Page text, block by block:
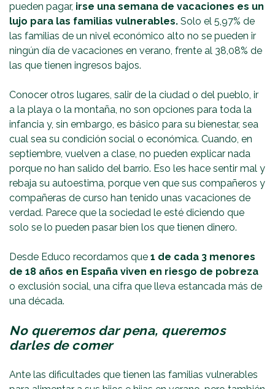
pueden pagar, irse una semana de vacaciones es un
lujo para las familias vulnerables. Solo el 5,97% de
las familias de un nivel económico alto no se pueden ir
ningún día de vacaciones en verano, frente al 38,08% de
las que tienen ingresos bajos.
Conocer otros lugares, salir de la ciudad o del pueblo, ir
a la playa o la montaña, no son opciones para toda la
infancia y, sin embargo, es básico para su bienestar, sea
cual sea su condición social o económica. Cuando, en
septiembre, vuelven a clase, no pueden explicar nada
porque no han salido del barrio. Eso les hace sentir mal y
rebaja su autoestima, porque ven que sus compañeros y
compañeras de curso han tenido unas vacaciones de
verdad. Parece que la sociedad le esté diciendo que
solo se lo pueden pasar bien los que tienen dinero.
Desde Educo recordamos que 1 de cada 3 menores
de 18 años en España viven en riesgo de pobreza
o exclusión social, una cifra que lleva estancada más de
una década.
No queremos dar pena, queremos
darles de comer
Ante las dificultades que tienen las familias vulnerables